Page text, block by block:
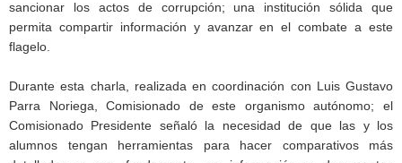
sancionar los actos de corrupción; una institución sólida que
permita compartir información y avanzar en el combate a este
flagelo.
Durante esta charla, realizada en coordinación con Luis Gustavo
Parra Noriega, Comisionado de este organismo autónomo; el
Comisionado Presidente señaló la necesidad de que las y los
alumnos tengan herramientas para hacer comparativos más